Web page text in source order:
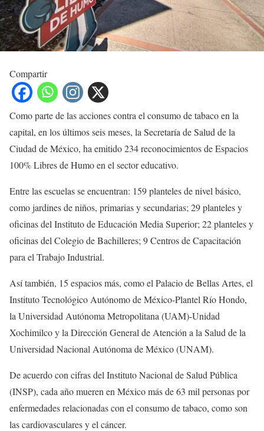
Compartir
Como parte de las acciones contra el consumo de tabaco en la
capital, en los últimos seis meses, la Secretaría de Salud de la
Ciudad de México, ha emitido 234 reconocimientos de Espacios
100% Libres de Humo en el sector educativo.
Entre las escuelas se encuentran: 159 planteles de nivel básico,
como jardines de niños, primarias y secundarias; 29 planteles y
oficinas del Instituto de Educación Media Superior; 22 planteles y
oficinas del Colegio de Bachilleres; 9 Centros de Capacitación
para el Trabajo Industrial.
Así también, 15 espacios más, como el Palacio de Bellas Artes, el
Instituto Tecnológico Autónomo de México-Plantel Río Hondo,
la Universidad Autónoma Metropolitana (UAM)-Unidad
Xochimilco y la Dirección General de Atención a la Salud de la
Universidad Nacional Autónoma de México (UNAM).
De acuerdo con cifras del Instituto Nacional de Salud Pública
(INSP), cada año mueren en México más de 63 mil personas por
enfermedades relacionadas con el consumo de tabaco, como son
las cardiovasculares y el cáncer.